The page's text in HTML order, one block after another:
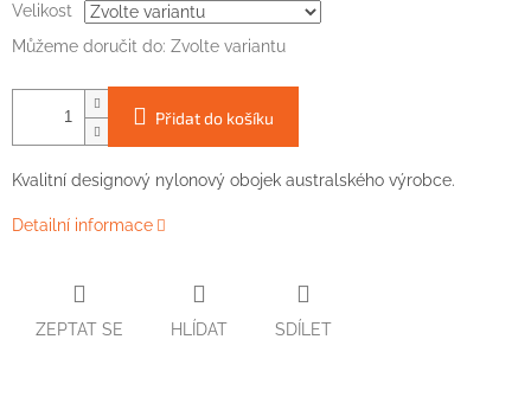
Velikost
Můžeme doručit do: Zvolte variantu
Přidat do košíku
Kvalitní designový nylonový obojek australského výrobce.
Detailní informace
ZEPTAT SE HLÍDAT SDÍLET